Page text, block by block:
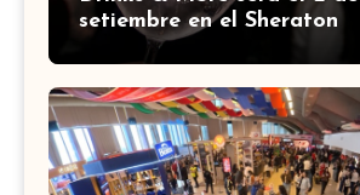
setiembre en el Sheraton